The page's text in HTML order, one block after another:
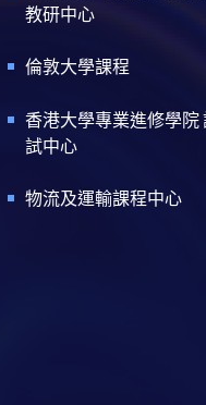
教研中心
倫敦大學課程
香港大學專業進修學院
試中心
物流及運輸課程中心